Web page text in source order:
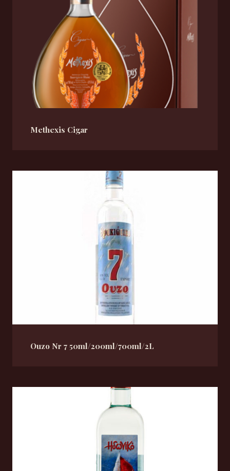
Methexis Cigar
Ouzo Nr 7 50ml/200ml/700ml/2L